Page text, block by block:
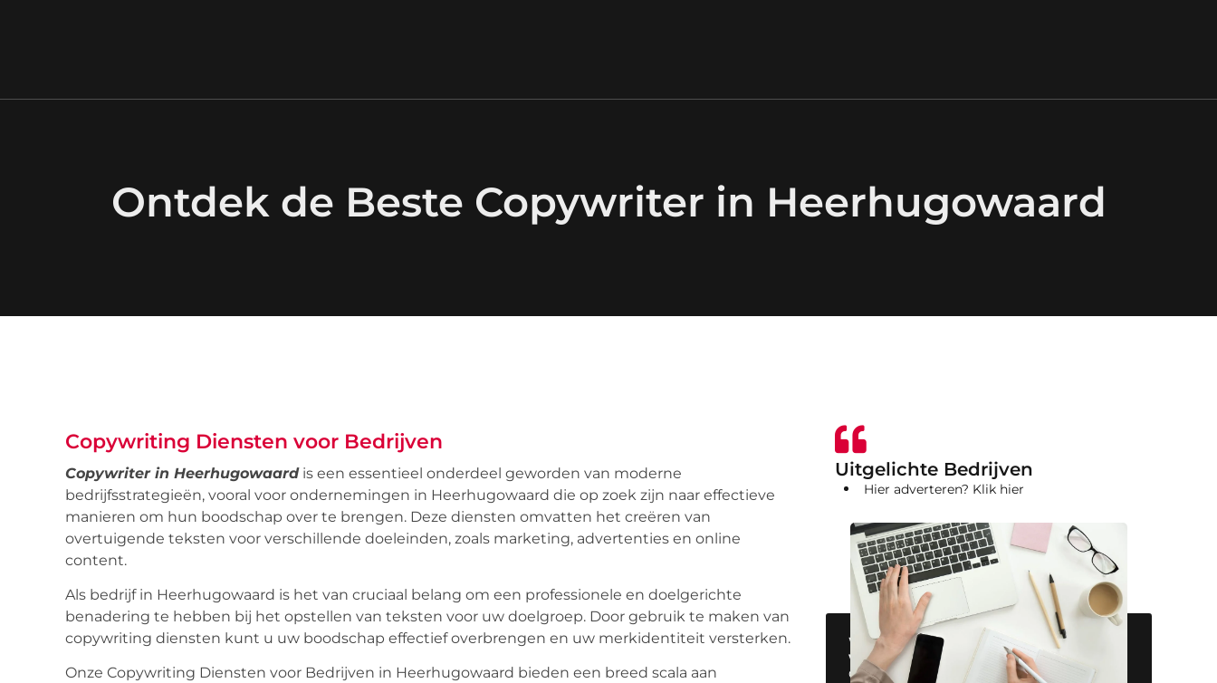
Ontdek de Beste Copywriter in Heerhugowaard
Copywriting Diensten voor Bedrijven
Copywriter in Heerhugowaardis een essentieel onderdeel geworden van moderne
bedrijfsstrategieën, vooral voor ondernemingen in Heerhugowaard die op zoek zijn naar effectieve
manieren om hun boodschap over te brengen. Deze diensten omvatten het creëren van
overtuigende teksten voor verschillende doeleinden, zoals marketing, advertenties en online
content.
Als bedrijf in Heerhugowaard is het van cruciaal belang om een professionele en doelgerichte
benadering te hebben bij het opstellen van teksten voor uw doelgroep. Door gebruik te maken van
copywriting diensten kunt u uw boodschap effectief overbrengen en uw merkidentiteit versterken.
Onze Copywriting Diensten voor Bedrijven in Heerhugowaard bieden een breed scala aan
Uitgelichte Bedrijven
Hier adverteren? Klik hier
Wil jij ook een blog plaatsen op onze
website?
Ons platform biedt jou de perfecte